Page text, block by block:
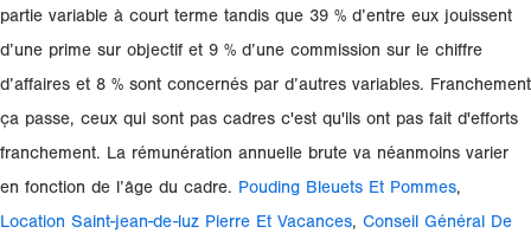
Pouding Bleuets Et Pommes,
Location Saint-jean-de-luz Pierre Et Vacances, Conseil Général De